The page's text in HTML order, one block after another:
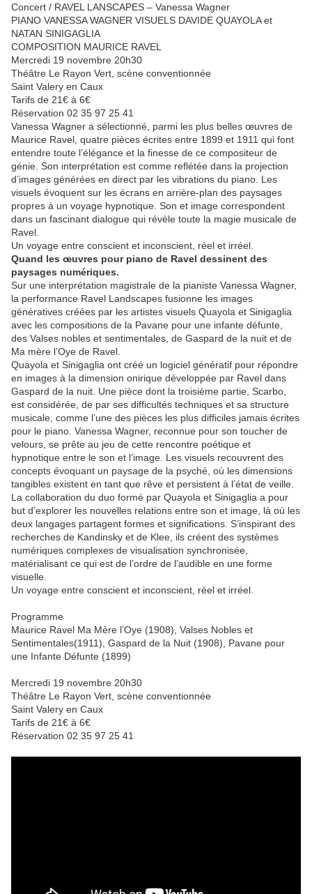
Concert / RAVEL LANSCAPES – Vanessa Wagner
PIANO VANESSA WAGNER VISUELS DAVIDE QUAYOLA et
NATAN SINIGAGLIA
COMPOSITION MAURICE RAVEL
Mercredi 19 novembre 20h30
Théâtre Le Rayon Vert, scène conventionnée
Saint Valery en Caux
Tarifs de 21€ à 6€
Réservation 02 35 97 25 41
Vanessa Wagner a sélectionné, parmi les plus belles œuvres de
Maurice Ravel, quatre pièces écrites entre 1899 et 1911 qui font
entendre toute l’élégance et la finesse de ce compositeur de
génie. Son interprétation est comme reflétée dans la projection
d’images générées en direct par les vibrations du piano. Les
visuels évoquent sur les écrans en arrière-plan des paysages
propres à un voyage hypnotique. Son et image correspondent
dans un fascinant dialogue qui révèle toute la magie musicale de
Ravel.
Un voyage entre conscient et inconscient, réel et irréel.
Quand les œuvres pour piano de Ravel dessinent des
paysages numériques.
Sur une interprétation magistrale de la pianiste Vanessa Wagner,
la performance Ravel Landscapes fusionne les images
génératives créées par les artistes visuels Quayola et Sinigaglia
avec les compositions de la Pavane pour une infante défunte,
des Valses nobles et sentimentales, de Gaspard de la nuit et de
Ma mère l’Oye de Ravel.
Quayola et Sinigaglia ont créé un logiciel génératif pour répondre
en images à la dimension onirique développée par Ravel dans
Gaspard de la nuit. Une pièce dont la troisième partie, Scarbo,
est considérée, de par ses difficultés techniques et sa structure
musicale, comme l’une des pièces les plus difficiles jamais écrites
pour le piano. Vanessa Wagner, reconnue pour son toucher de
velours, se prête au jeu de cette rencontre poétique et
hypnotique entre le son et l’image. Les visuels recouvrent des
concepts évoquant un paysage de la psyché, où les dimensions
tangibles existent en tant que rêve et persistent à l’état de veille.
La collaboration du duo formé par Quayola et Sinigaglia a pour
but d’explorer les nouvelles relations entre son et image, là où les
deux langages partagent formes et significations. S’inspirant des
recherches de Kandinsky et de Klee, ils créent des systèmes
numériques complexes de visualisation synchronisée,
matérialisant ce qui est de l’ordre de l’audible en une forme
visuelle.
Un voyage entre conscient et inconscient, réel et irréel.
Programme
Maurice Ravel Ma Mère l’Oye (1908), Valses Nobles et
Sentimentales(1911), Gaspard de la Nuit (1908), Pavane pour
une Infante Défunte (1899)
Mercredi 19 novembre 20h30
Théâtre Le Rayon Vert, scène conventionnée
Saint Valery en Caux
Tarifs de 21€ à 6€
Réservation 02 35 97 25 41